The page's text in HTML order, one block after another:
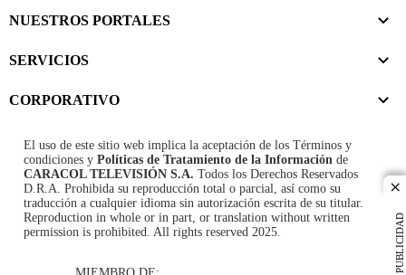
PUBLICIDAD
NUESTROS PORTALES
SERVICIOS
CORPORATIVO
El uso de este sitio web implica la aceptación de los Términos y
condiciones y Políticas de Tratamiento de la Información de
CARACOL TELEVISIÓN S.A. Todos los Derechos Reservados
D.R.A. Prohibida su reproducción total o parcial, así como su
traducción a cualquier idioma sin autorización escrita de su titular.
Reproduction in whole or in part, or translation without written
permission is prohibited. All rights reserved 2025.